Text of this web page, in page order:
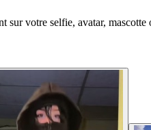
votre selfie, avatar,